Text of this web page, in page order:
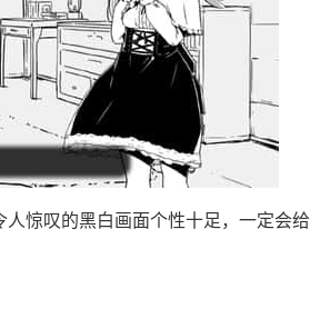
惊叹的黑白画面个性十足，一定会给